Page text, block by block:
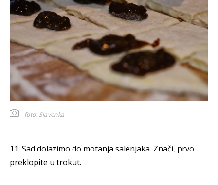
foto: Slavonka
11. Sad dolazimo do motanja salenjaka. Znači, prvo
preklopite u trokut.